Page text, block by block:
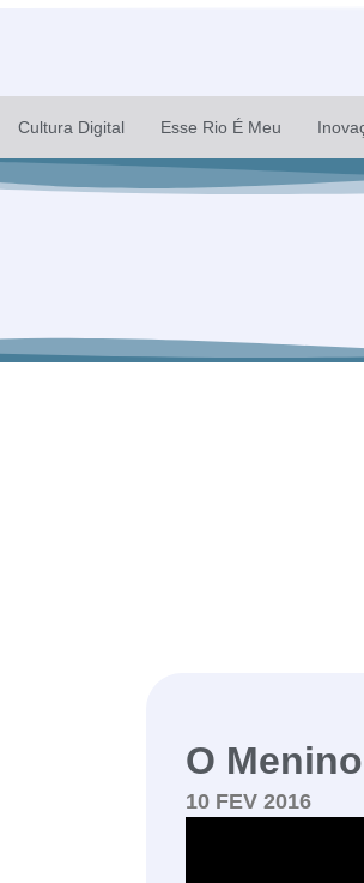
Cultura Digital Esse Rio É Meu
O
10 FEV 2016